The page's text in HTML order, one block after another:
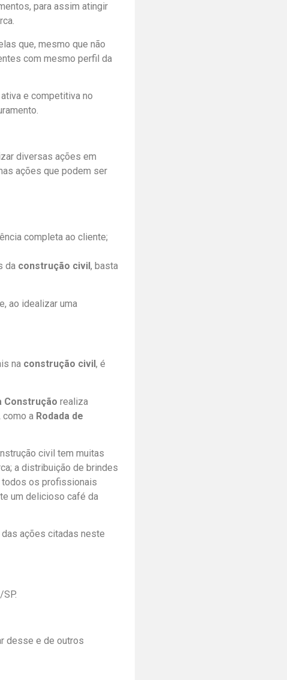
para assim atingir
que, mesmo que não
com mesmo perfil da
e competitiva no
diversas ações em
ações que podem ser
completa ao cliente;
da construção civil, basta
ao idealizar uma
na construção civil , é
Construção realiza
a Rodada de
civil tem muitas
a distribuição de brindes
todos os profissionais
um delicioso café da
ações citadas neste
desse e de outros